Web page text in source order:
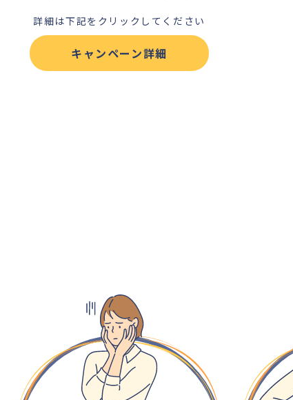
詳細は下記をクリックしてください
キャンペーン詳細